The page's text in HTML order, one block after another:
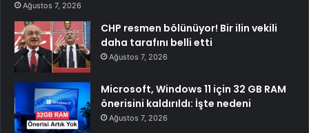
Ağustos 7, 2026
CHP resmen bölünüyor! Bir ilin vekili
daha tarafını belli etti
Ağustos 7, 2026
Microsoft, Windows 11 için 32 GB RAM
önerisini kaldırıldı: İşte nedeni
Ağustos 7, 2026